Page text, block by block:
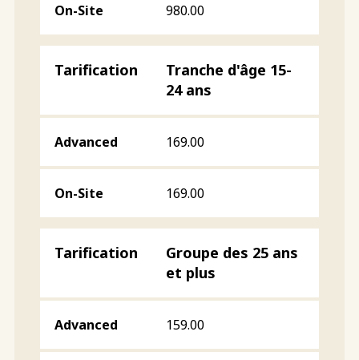
980.00
Tranche d'âge 15-
24 ans
169.00
169.00
Groupe des 25 ans
et plus
159.00